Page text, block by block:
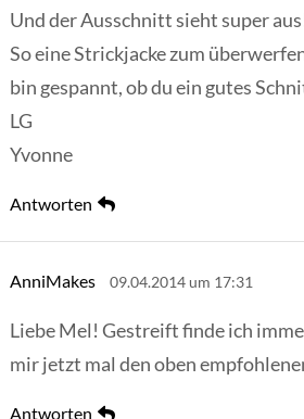
Und der Ausschnitt sieht super
So eine Strickjacke zum
bin gespannt, ob du ein gutes
LG
Yvonne
Antworten
AnniMakes 09.04.2014 um 17:31
Liebe Mel! Gestreift finde ich
mir jetzt mal den oben
Antworten